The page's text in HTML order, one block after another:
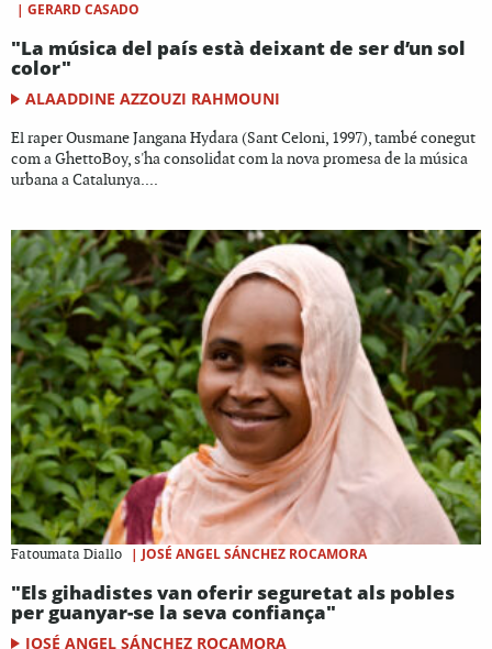
| GERARD CASADO
"La música del país està deixant de ser d’un sol
color"
ALAADDINE AZZOUZI RAHMOUNI
El raper Ousmane Jangana Hydara (Sant Celoni, 1997), també conegut
com a GhettoBoy, s'ha consolidat com la nova promesa de la música
urbana a Catalunya....
Fatoumata Diallo | JOSÉ ANGEL SÁNCHEZ ROCAMORA
"Els gihadistes van oferir seguretat als pobles
per guanyar-se la seva confiança"
JOSÉ ANGEL SÁNCHEZ ROCAMORA